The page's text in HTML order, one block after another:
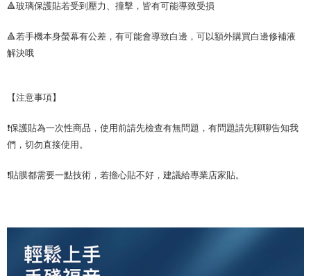
🔺玻璃保護貼若受到壓力、撞擊，皆有可能導致受損
🔺若手機本身螢幕有公差，有可能會導致白邊，可以額外購買白邊修補液
解決哦
【注意事項】
❗保護貼為一次性商品，使用前請先檢查有無問題，有問題請先聊聊告知我
們，切勿直接使用。
❗貼膜都需要一點技術，若擔心貼不好，建議給專業店家貼。